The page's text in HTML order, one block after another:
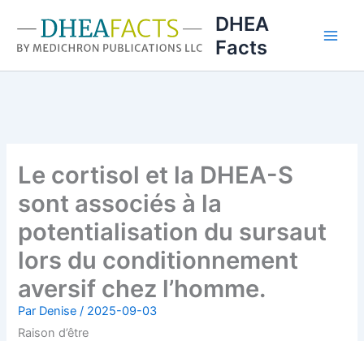
contenu
DHEA
Facts
Le cortisol et la DHEA-S
sont associés à la
potentialisation du sursaut
lors du conditionnement
aversif chez l’homme.
Par Denise/ 2025-09-03
Raison d’être